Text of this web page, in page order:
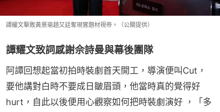
譚耀文擊敗黃景瑜趙又廷奪現實題材視帝。（公關提供）
譚耀文致詞感謝佘詩曼與幕後團隊
阿譚回想起當初拍時裝劇首天開工，導演便叫Cut，
要他講對白時不要成日皺眉頭，他當時真的覺得好
hurt，自此以後便用心觀察如何把時裝劇演好 ，「多